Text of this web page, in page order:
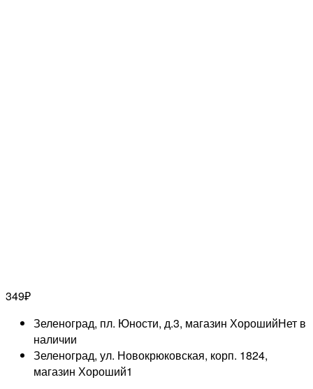
349₽
Зеленоград, пл. Юности, д.3, магазин ХорошийНет в
наличии
Зеленоград, ул. Новокрюковская, корп. 1824,
магазин Хороший1